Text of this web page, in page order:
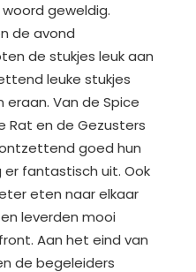
geweldig.
de avond
de stukjes leuk aan
leuke stukjes
Van de Spice
Rat en de Gezusters
goed hun
fantastisch uit. Ook
eten naar elkaar
leverden mooi
Aan het eind van
de begeleiders